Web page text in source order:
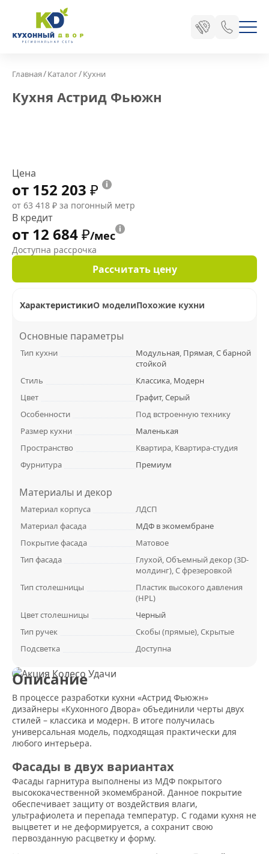
Главная/Каталог/Кухни
Кухня Астрид Фьюжн
Цена
от 152 203 ₽
от 63 418 ₽ за погонный метр
В кредит
от 12 684₽/мес
Доступна рассрочка
Рассчитать цену
ХарактеристикиО моделиПохожие кухни
Основные параметры
Тип кухни Модульная, Прямая,С барной
стойкой
Стиль
Классика, Модерн
Цвет
Графит,Серый
Особенности
Под встроенную технику
Размер кухни
Маленькая
Пространство
Квартира, Квартира-студия
Фурнитура
Премиум
Материалы и декор
Материал корпуса
ЛДСП
Материал фасада
МДФ в экомембране
Покрытие фасада
Матовое
Тип фасада
Глухой, Объемный декор (3D-
молдинг), С фрезеровкой
Тип столешницы
Пластик высокого давления
(HPL)
Цвет столешницы
Черный
Тип ручек
Скобы (прямые), Скрытые
Подсветка
Доступна
Описание
В процессе разработки кухни «Астрид Фьюжн»
дизайнеры «Кухонного Двора» объединили черты двух
стилей – классика и модерн. В итоге получилась
универсальная модель, подходящая практически для
любого интерьера.
Фасады в двух вариантах
Фасады гарнитура выполнены из МДФ покрытого
высококачественной экомембраной. Данное покрытие
обеспечивает защиту от воздействия влаги,
ультрафиолета и перепада температур. С годами кухня не
выцветет и не деформируется, а сохранит свою
первозданную расцветку и форму.